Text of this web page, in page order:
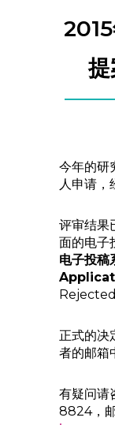
今年的研
人申请，
评审结果
面的电子
电子投稿
Rejected
正式的决
者的邮箱
有疑问请
8824，邮